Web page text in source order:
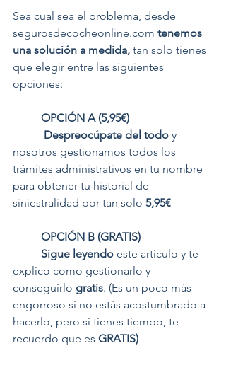
Sea cual sea el problema, desde
segurosdecocheonline.com tenemos
una solución a medida, tan solo tienes
que elegir entre las siguientes
opciones:
OPCIÓN A (5,95€)
Despreocúpate del todo y
nosotros gestionamos todos los
trámites administrativos en tu nombre
para obtener tu historial de
siniestralidad por tan solo 5,95€
OPCIÓN B (GRATIS)
Sigue leyendo este artículo y te
explico como gestionarlo y
conseguirlo gratis. (Es un poco más
engorroso si no estás acostumbrado a
hacerlo, pero si tienes tiempo, te
recuerdo que es GRATIS)